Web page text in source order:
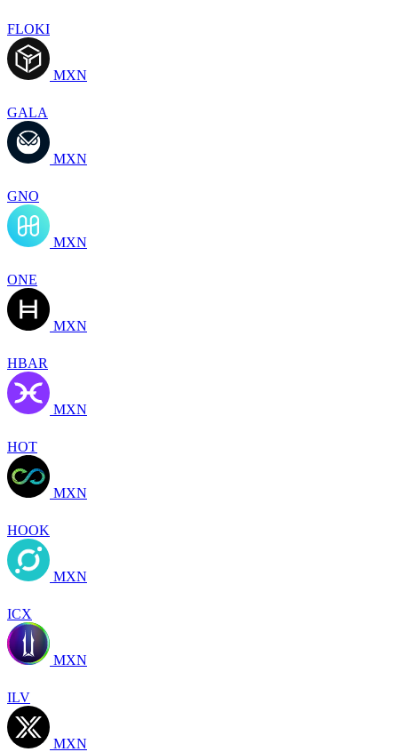
FLOKI
MXN
GALA
MXN
GNO
MXN
ONE
MXN
HBAR
MXN
HOT
MXN
HOOK
MXN
ICX
MXN
ILV
MXN